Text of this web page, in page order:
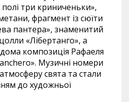
три криниченьки»,
фрагмент із сюїти
пантера», знаменитий
«Лібертанго», а
композиція Рафаеля
Музичні номери
свята та стали
до художньої